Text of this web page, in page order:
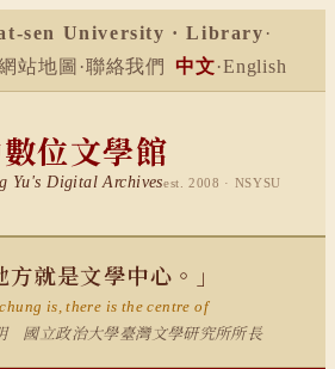
sen University · Library ·
站地圖 ·聯絡我們 中文·English
位文學館
Yu's Digital Archivesest. 2008 · NSYSU
方就是文學中心。」
is, there is the centre of
國立政治大學臺灣文學研究所所長